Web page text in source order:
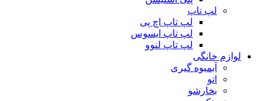
لپ تاپ
لپ تاپ اچ پی
لپ تاپ ایسوس
لپ تاپ لنوو
لوازم خانگی
آبمیوه گیری
اتو
بخارشو